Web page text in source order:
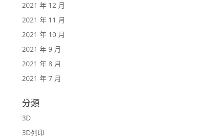
2021 年 12 月
2021 年 11 月
2021 年 10 月
2021 年 9 月
2021 年 8 月
2021 年 7 月
分類
3D
3D列印